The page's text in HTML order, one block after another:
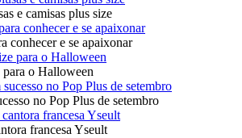
e camisas plus size
conhecer e se apaixonar
para o Halloween
no Pop Plus de setembro
francesa Yseult